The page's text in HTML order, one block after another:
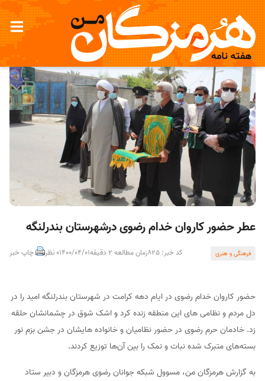
عطر حضور کاروان خدام رضوی درشهرستان بندرلنگه
فرهنگی و هنری کد خبر: 825 زمان مطالعه 2 دقیقه 1400/04/010 نظر چاپ خبر
حضور کاروان خدام رضوی در ایام دهه کرامت در شهرستان بندرلنگه امید را در
دل مردم و نظامی های این منطقه زنده کرد و اشک شوق در چشمانشان حلقه
زد. خادمان حرم رضوی در حضور نظامیان و خانواده هایشان در جشن بزم نور
بسته‌های متبرک شده نبات و نمک را بین آن‌ها توزیع کردند.
به گزارش هرمزگان من، مسوول شبکه جوانان رضوی هرمزگان و دبیر ستاد